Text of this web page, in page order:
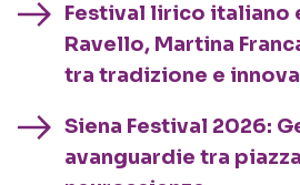
Festival lirico italiano
Ravello, Martina
tra tradizione e
Siena Festival 2026:
avanguardie tra